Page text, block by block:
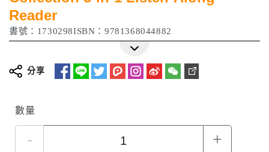
Reader
書號：1730298ISBN：9781368044882
分享
數量
- +